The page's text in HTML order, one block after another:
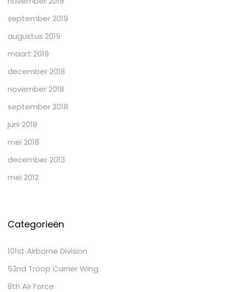
september 2019
augustus 2019
maart 2019
december 2018
november 2018
september 2018
juni 2018
mei 2018
december 2013
mei 2012
Categorieën
101st Airborne Division
52nd Troop Carrier Wing
8th Air Force